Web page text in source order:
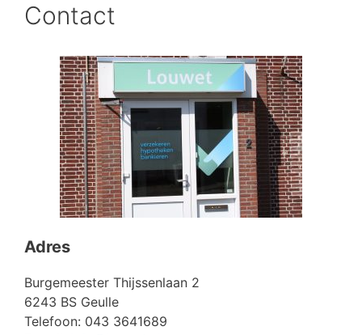
Contact
Adres
Burgemeester Thijssenlaan 2
6243 BS Geulle
Telefoon: 043 3641689